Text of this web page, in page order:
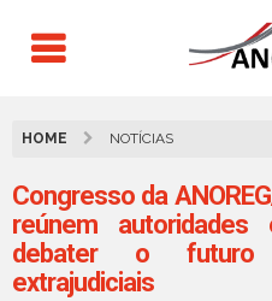
HOME NOTÍCIAS
Congresso da
reúnem
debater o futuro
extrajudiciais